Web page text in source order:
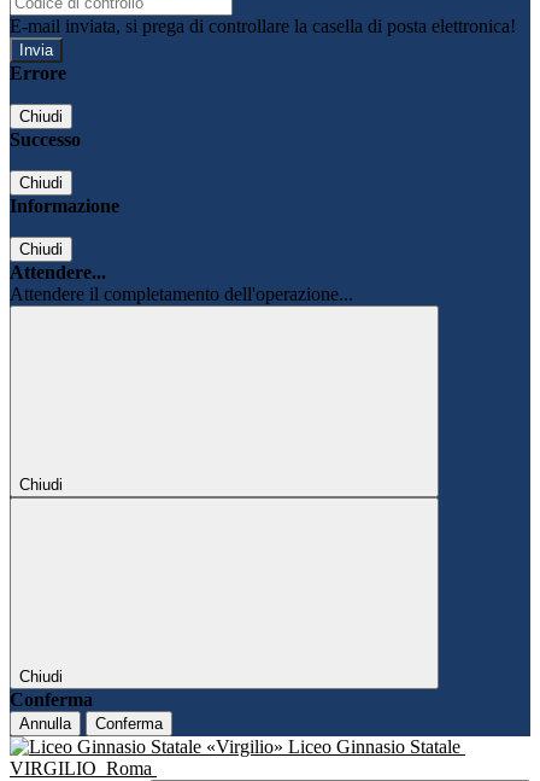
E-mail inviata, si prega di controllare la casella di posta elettronica!
Errore
Chiudi
Successo
Chiudi
Informazione
Chiudi
Attendere...
Attendere il completamento dell'operazione...
Chiudi
Chiudi
Conferma
Annulla Conferma
Liceo Ginnasio Statale
VIRGILIO Roma